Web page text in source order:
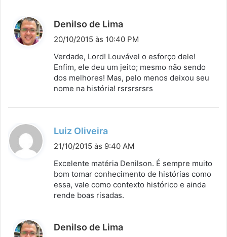
Denilso de Lima
i
s
e
:
20/10/2015 às 10:40 PM
Verdade, Lord! Louvável o esforço dele!
Enfim, ele deu um jeito; mesmo não sendo
dos melhores! Mas, pelo menos deixou seu
nome na história! rsrsrsrsrs
Luiz Oliveira
i
s
e
:
21/10/2015 às 9:40 AM
Excelente matéria Denilson. É sempre muito
bom tomar conhecimento de histórias como
essa, vale como contexto histórico e ainda
rende boas risadas.
Denilso de Lima